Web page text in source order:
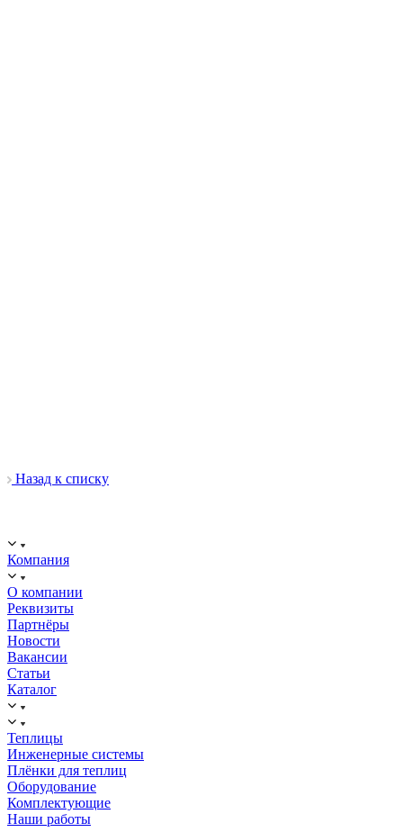
Назад к списку
Компания
О компании
Реквизиты
Партнёры
Новости
Вакансии
Статьи
Каталог
Теплицы
Инженерные системы
Плёнки для теплиц
Оборудование
Комплектующие
Наши работы